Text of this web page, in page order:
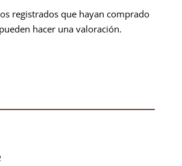
registrados que hayan comprado
hacer una valoración.